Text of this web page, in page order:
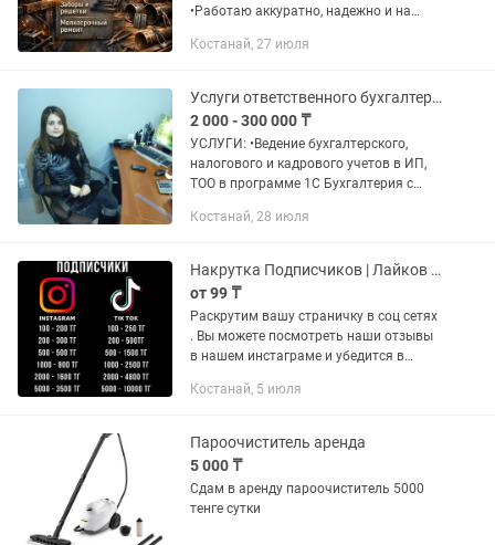
•Работаю аккуратно, надежно и на
металл, провисли ворота или
Костанай, 27 июля
Услуги ответственного бухгалтера, онлайн по всему Казахстану
2 000 - 300 000 ₸
УСЛУГИ: •Ведение бухгалтерского,
налогового и кадрового учетов в ИП,
ТОО в программе 1С Бухгалтерия с
зависит от объема работы], полное
Костанай, 28 июля
Накрутка Подписчиков | Лайков | Instagram | TikTok | YouTube
от 99 ₸
Раскрутим вашу страничку в соц сетях
. Вы можете посмотреть наши отзывы
в нашем инстаграме и убедится в
Банов. -Без Блокировок. -ПАРОЛЬ НЕ
Костанай, 5 июля
Пароочиститель аренда
5 000 ₸
Сдам в аренду пароочиститель 5000
тенге сутки